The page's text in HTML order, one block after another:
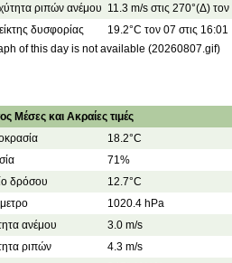
ριπών ανέμου 11.3 m/s στις 270°(Δ)
δυσφορίας
19.2°C τον 07 στις 16:01
of this day is not available (20260807.gif)
Μέσες και Ακραίες τιμές
18.2°C
71%
δρόσου
12.7°C
1020.4 hPa
ανέμου
3.0 m/s
ριπών
4.3 m/s